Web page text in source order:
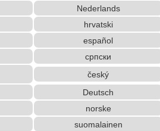
」 > カタカナ発音 変換
ハングル発音 変換
新字体 > 旧字体 変換
タカナ 変換
全角カタカナ > 半角カタカナ 変換
小文字 相互変換 (文全体)
本郵便番号ローマ字、ハング
Nederlands
hrvatski
español
српски
český
Deutsch
norske
suomalainen